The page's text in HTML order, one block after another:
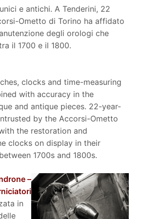
e antichi. A Tenderini, 22
Ometto di Torino ha affidato
degli orologi che
il 1700 e il 1800.
clocks and time-measuring
with accuracy in the
and antique pieces. 22-year-
by the Accorsi-Ometto
the restoration and
clocks on display in their
1700s and 1800s.
–
in